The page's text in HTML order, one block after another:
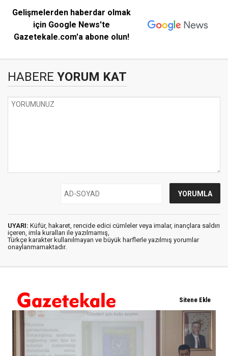
Gelişmelerden haberdar olmak
için Google News'te
Gazetekale.com'a abone olun!
HABERE YORUM KAT
UYARI: Küfür, hakaret, rencide edici cümleler veya imalar, inançlara saldırı
içeren, imla kuralları ile yazılmamış,
Türkçe karakter kullanılmayan ve büyük harflerle yazılmış yorumlar
onaylanmamaktadır.